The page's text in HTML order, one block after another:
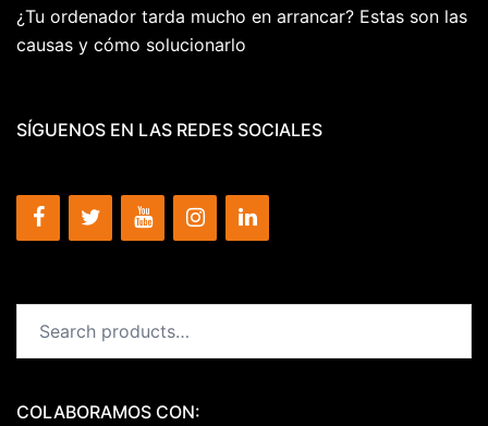
¿Tu ordenador tarda mucho en arrancar? Estas son las
causas y cómo solucionarlo
SÍGUENOS EN LAS REDES SOCIALES
for:
COLABORAMOS CON: